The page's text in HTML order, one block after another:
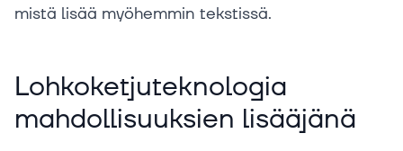
mistä lisää myöhemmin tekstissä.
Lohkoketjuteknologia
mahdollisuuksien lisääjänä